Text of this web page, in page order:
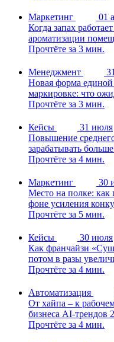
Маркетинг
01
Когда запах
ароматизации
Прочтёте за 3 мин.
Менеджмент
Новая форма
маркировке: что
Прочтёте за 3 мин.
Кейсы
31 июля
Повышение
зарабатывать
Прочтёте за 4 мин.
Маркетинг
30
Место на полке:
фоне усиления
Прочтёте за 5 мин.
Кейсы
30 июля
Как франчайзи
потом в разы
Прочтёте за 4 мин.
Автоматизация
От хайпа – к
бизнеса AI-трендов
Прочтёте за 4 мин.